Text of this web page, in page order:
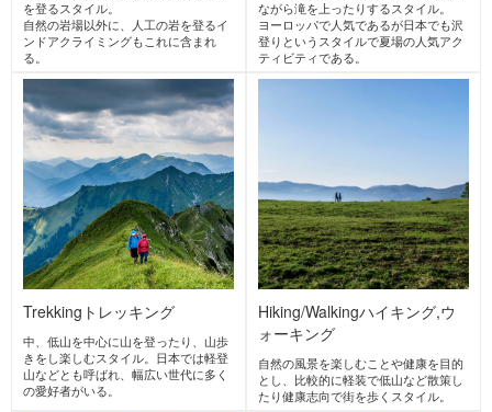
POLARTEC
ポーラテック
States
[sn] super.natural
エスエヌ スーパー・ナチ
ュラル
Switzerland
FeNEEDS
フェニーズ
DOMINATOR
ドミネーター
United
States
GIRO
ジロ
United
States
ICEPEAK
アイスピーク
Finland